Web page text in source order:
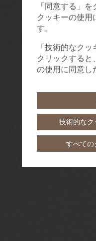
「同意する」
クッキーの使用
す。
「技術的なク
クリックすると
の使用に同意し
技術的なク
すべての